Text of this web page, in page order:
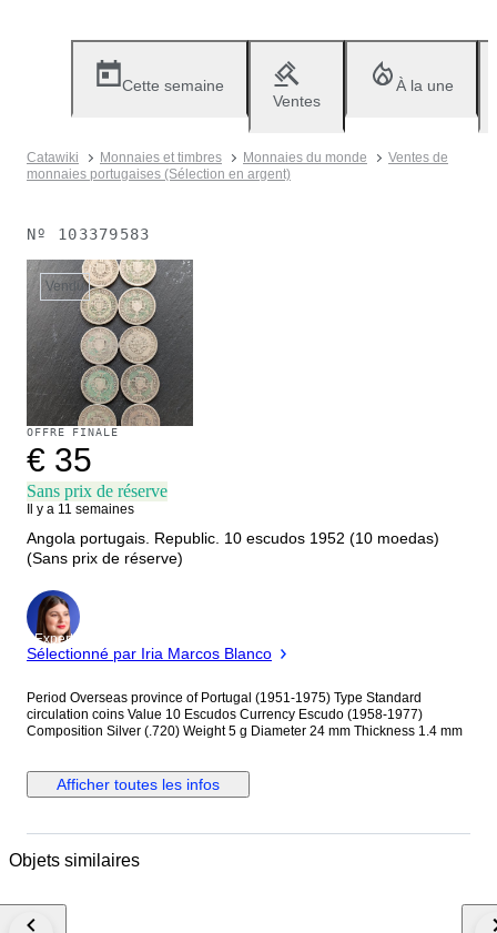
Cette semaine
Ventes
À la une
Catawiki Monnaies et timbres Monnaies du monde
Ventes de
monnaies portugaises (Sélection en argent)
Nº 103379583
Vendu
OFFRE FINALE
€ 35
Sans prix de réserve
Il y a 11 semaines
Angola portugais. Republic. 10 escudos 1952 (10 moedas)
(Sans prix de réserve)
Expert
Sélectionné par Iria Marcos Blanco
Period Overseas province of Portugal (1951-1975) Type Standard
circulation coins Value 10 Escudos Currency Escudo (1958-1977)
Composition Silver (.720) Weight 5 g Diameter 24 mm Thickness 1.4 mm
Afficher toutes les infos
Objets similaires